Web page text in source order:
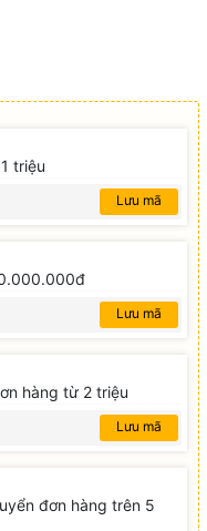
triệu
Lưu mã
Lưu mã
hàng từ 2 triệu
Lưu mã
đơn hàng trên 5